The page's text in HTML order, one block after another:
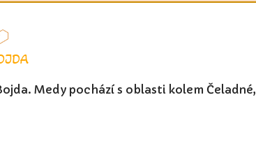
Medy pochází s oblasti kolem Čeladné,